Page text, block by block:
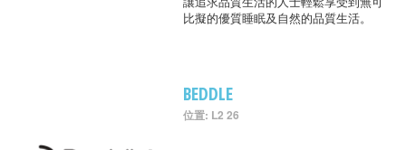
比擬的優質睡眠及自然的品質生活。
BEDDLE
位置: L2 26